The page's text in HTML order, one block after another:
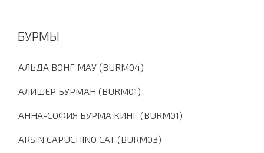
БУРМЫ
АЛЬДА ВОНГ МАУ (BURM04)
АЛИШЕР БУРМАН (BURM01)
АННА-СОФИЯ БУРМА КИНГ (BURM01)
ARSIN CAPUCHINO CAT (BURM03)